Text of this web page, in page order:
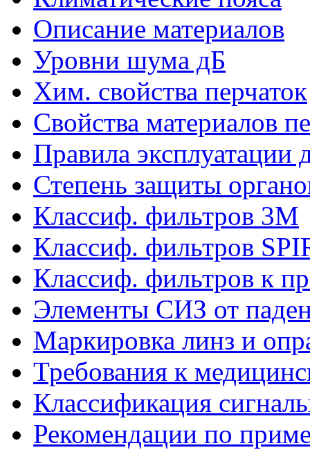
Описание материалов
Уровни шума дБ
Хим. свойства перчаток
Свойства материалов
Правила эксплуатации
Степень защиты
Классиф. фильтров 3М
Классиф. фильтров
Классиф. фильтров к
Элементы СИЗ от
Маркировка линз и
Требования к
Классификация
Рекомендации по